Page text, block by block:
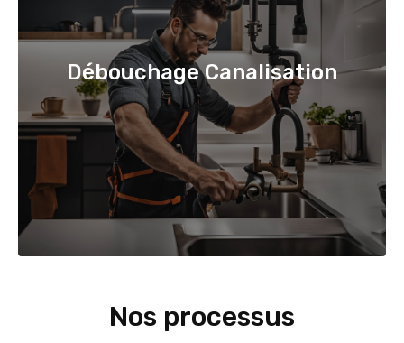
Débouchage Canalisation
Nos processus